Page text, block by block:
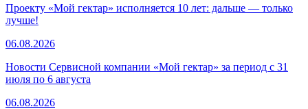
Проекту «Мой гектар» исполняется 10 лет: дальше — только
лучше!
06.08.2026
Новости Сервисной компании «Мой гектар» за период с 31
июля по 6 августа
06.08.2026